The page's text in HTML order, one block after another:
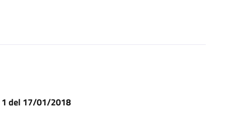
1 del 17/01/2018